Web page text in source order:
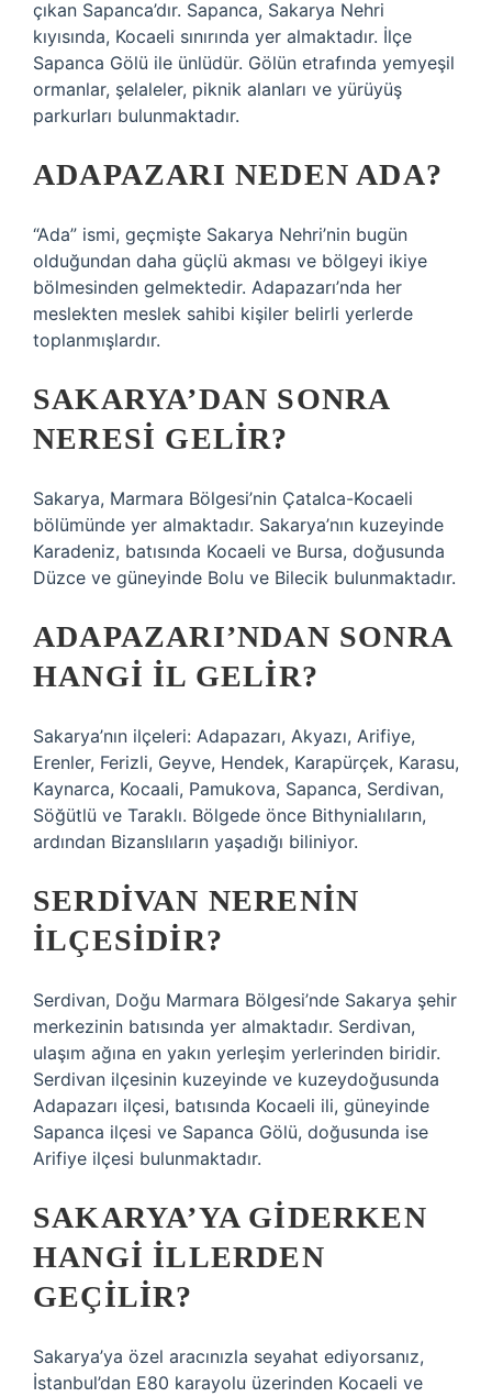
çıkan Sapanca’dır. Sapanca, Sakarya Nehri
kıyısında, Kocaeli sınırında yer almaktadır. İlçe
Sapanca Gölü ile ünlüdür. Gölün etrafında yemyeşil
ormanlar, şelaleler, piknik alanları ve yürüyüş
parkurları bulunmaktadır.
ADAPAZARI NEDEN ADA?
“Ada” ismi, geçmişte Sakarya Nehri’nin bugün
olduğundan daha güçlü akması ve bölgeyi ikiye
bölmesinden gelmektedir. Adapazarı’nda her
meslekten meslek sahibi kişiler belirli yerlerde
toplanmışlardır.
SAKARYA’DAN SONRA
NERESI GELIR?
Sakarya, Marmara Bölgesi’nin Çatalca-Kocaeli
bölümünde yer almaktadır. Sakarya’nın kuzeyinde
Karadeniz, batısında Kocaeli ve Bursa, doğusunda
Düzce ve güneyinde Bolu ve Bilecik bulunmaktadır.
ADAPAZARI’NDAN SONRA
HANGI IL GELIR?
Sakarya’nın ilçeleri: Adapazarı, Akyazı, Arifiye,
Erenler, Ferizli, Geyve, Hendek, Karapürçek, Karasu,
Kaynarca, Kocaali, Pamukova, Sapanca, Serdivan,
Söğütlü ve Taraklı. Bölgede önce Bithynialıların,
ardından Bizanslıların yaşadığı biliniyor.
SERDIVAN NERENIN
ILÇESIDIR?
Serdivan, Doğu Marmara Bölgesi’nde Sakarya şehir
merkezinin batısında yer almaktadır. Serdivan,
ulaşım ağına en yakın yerleşim yerlerinden biridir.
Serdivan ilçesinin kuzeyinde ve kuzeydoğusunda
Adapazarı ilçesi, batısında Kocaeli ili, güneyinde
Sapanca ilçesi ve Sapanca Gölü, doğusunda ise
Arifiye ilçesi bulunmaktadır.
SAKARYA’YA GIDERKEN
HANGI ILLERDEN
GEÇILIR?
Sakarya’ya özel aracınızla seyahat ediyorsanız,
İstanbul’dan E80 karayolu üzerinden Kocaeli ve